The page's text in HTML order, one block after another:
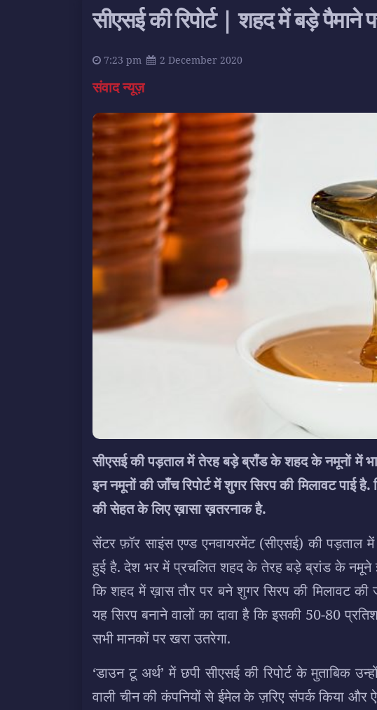
सीएसई की रिपोर्ट | शहद में बड़े पैमाने
7:23 pm 2 December 2020
संवाद न्यूज़
सीएसई की पड़ताल में तेरह बड़े ब्राँड के शहद के नमूनों में
इन नमूनों की जाँच रिपोर्ट में शुगर सिरप की मिलावट पाई
की सेहत के लिए ख़ासा ख़तरनाक है.
सेंटर फ़ॉर साइंस एण्ड एनवायरमेंट (सीएसई) की पड़ताल में
हुई है. देश भर में प्रचलित शहद के तेरह बड़े ब्रांड के
कि शहद में ख़ास तौर पर बने शुगर सिरप की मिलावट की
यह सिरप बनाने वालों का दावा है कि इसकी 50-80
सभी मानकों पर खरा उतरेगा.
‘डाउन टू अर्थ’ में छपी सीएसई की रिपोर्ट के मुताबिक
वाली चीन की कंपनियों से ईमेल के ज़रिए संपर्क किया और